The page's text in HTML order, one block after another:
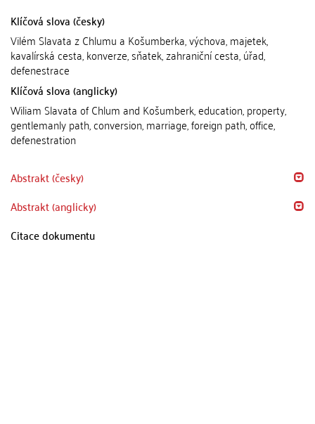
Klíčová slova (česky)
Vilém Slavata z Chlumu a Košumberka, výchova, majetek,
kavalírská cesta, konverze, sňatek, zahraniční cesta, úřad,
defenestrace
Klíčová slova (anglicky)
Wiliam Slavata of Chlum and Košumberk, education, property,
gentlemanly path, conversion, marriage, foreign path, office,
defenestration
Abstrakt (česky)
Abstrakt (anglicky)
Citace dokumentu